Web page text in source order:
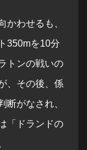
かわせるも、
350mを10分
トンの戦いの
、その後、係
断がなされ、
「ドランドの